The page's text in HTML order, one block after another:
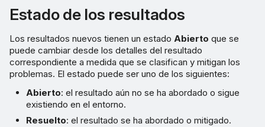
Actualizar el estado de un
resultado
Pestaña Salida
Pestaña Historial
Estado de los resultados
Los resultados nuevos tienen un estado Abierto que se
puede cambiar desde los detalles del resultado
correspondiente a medida que se clasifican y mitigan los
problemas. El estado puede ser uno de los siguientes:
Abierto: el resultado aún no se ha abordado o sigue
existiendo en el entorno.
Resuelto: el resultado se ha abordado o mitigado.